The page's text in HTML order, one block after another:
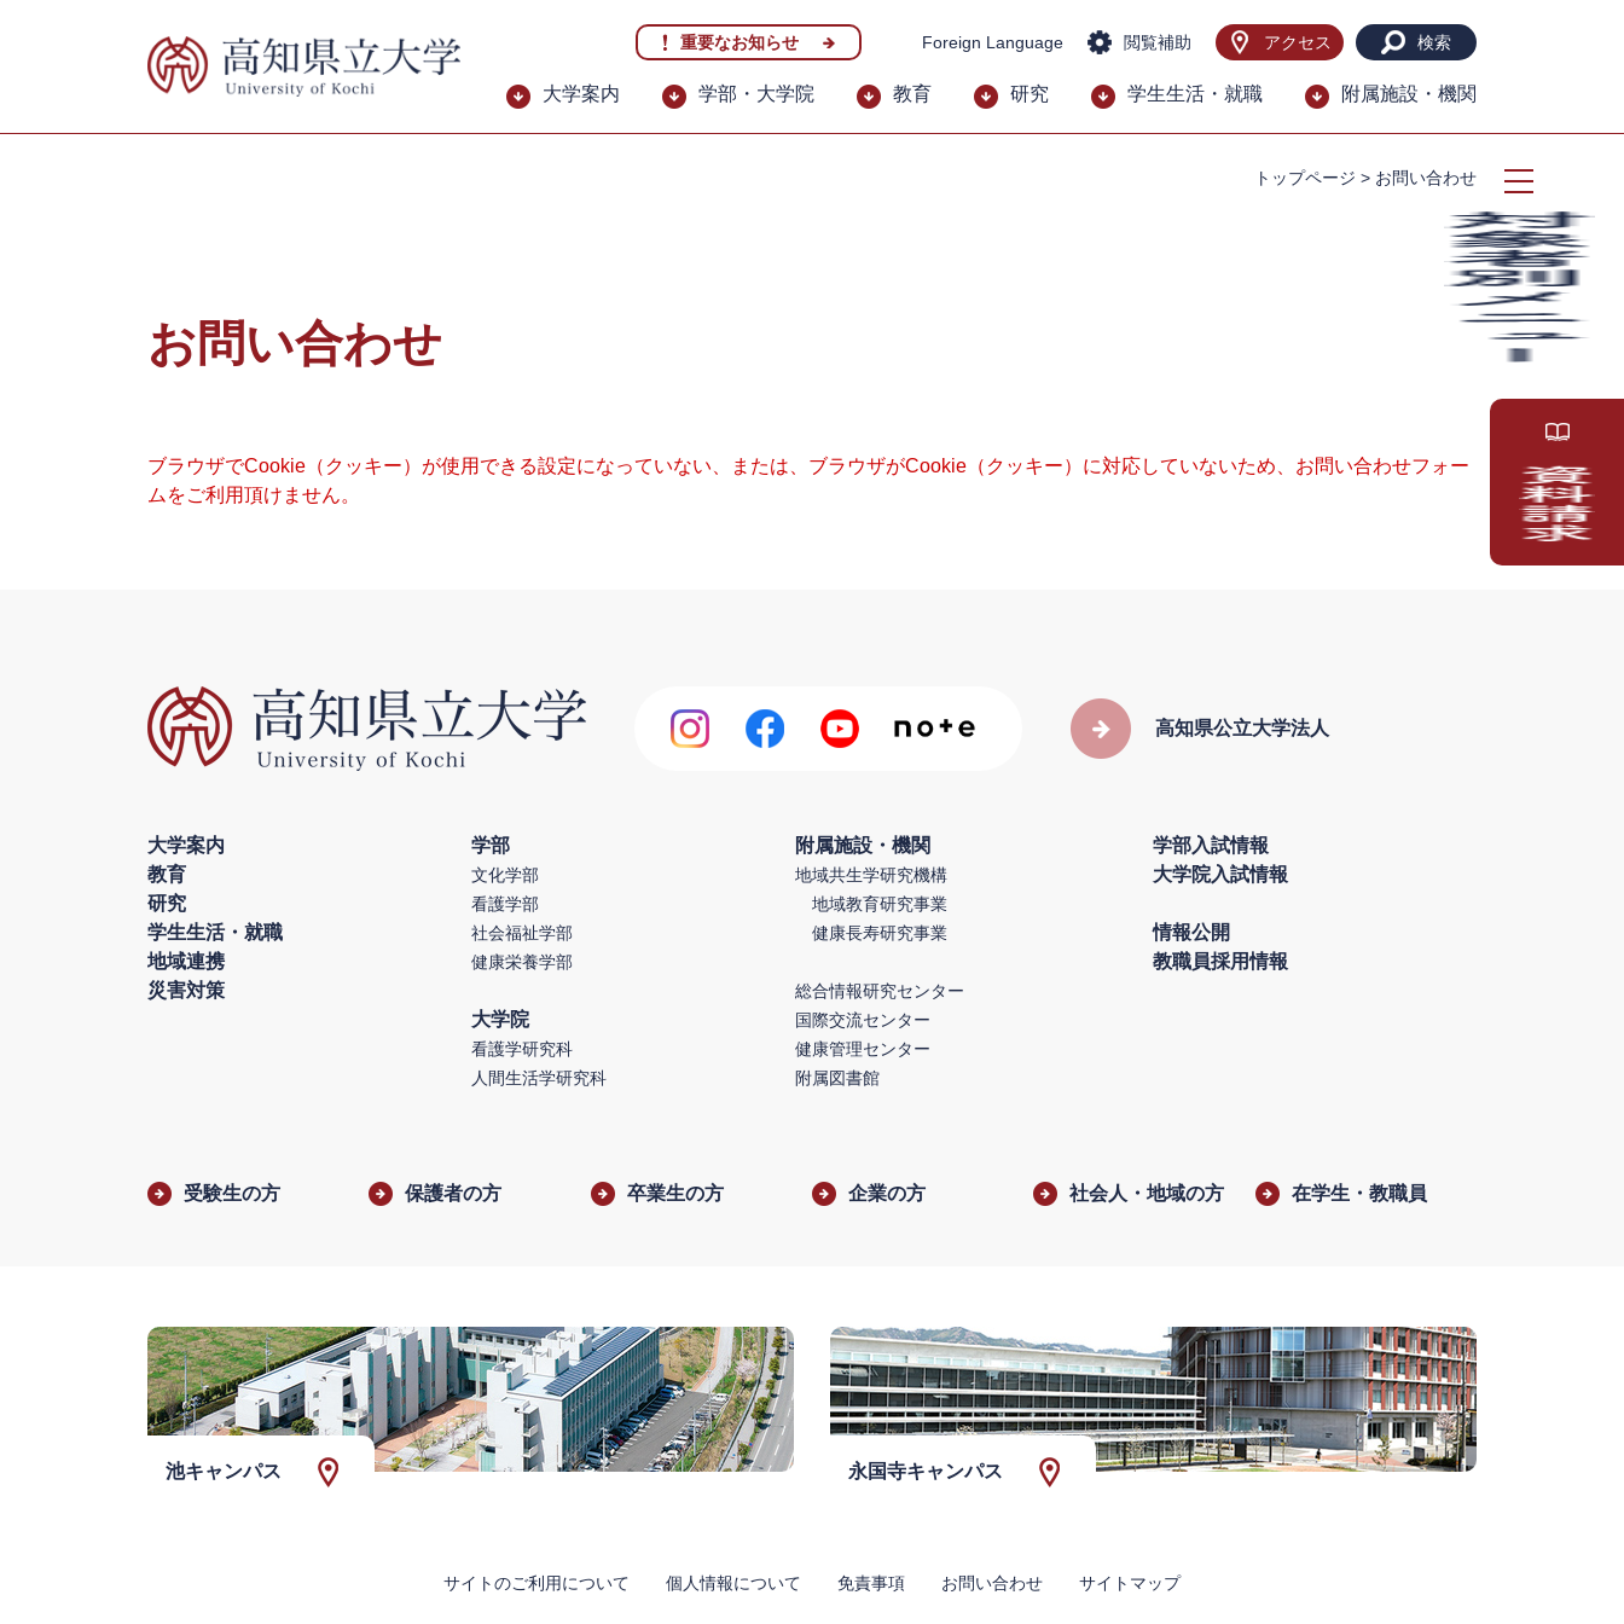
先
を
重要なお知らせ Foreign Language 閲覧補助 アクセス 検索
大学案内 学部・大学院 教育 研究 学生生活・就職 附属施設・機関
トップページ > お問い合わせ
お問い合わせ
ブラウザでCookie（クッキー）が使用できる設定になっていない、または、ブラウザがCookie（クッキー）に対応していないため、お問い合わせフォー
ムをご利用頂けません。
高知県公立大学法人
大学案内
教育
研究
学生生活・就職
地域連携
災害対策
学部
文化学部
看護学部
社会福祉学部
健康栄養学部
大学院
看護学研究科
人間生活学研究科
附属施設・機関
地域共生学研究機構
地域教育研究事業
健康長寿研究事業
総合情報研究センター
国際交流センター
健康管理センター
附属図書館
学部入試情報
大学院入試情報
情報公開
教職員採用情報
受験生の方 保護者の方 卒業生の方 企業の方 社会人・地域の方 在学生・教職員
池キャンパス 永国寺キャンパス
サイトのご利用について 個人情報について 免責事項 お問い合わせ サイトマップ